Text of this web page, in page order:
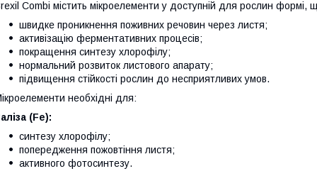
Combi містить мікроелементи у доступній для рослин формі,
швидке проникнення поживних речовин через листя;
активізацію ферментативних процесів;
покращення синтезу хлорофілу;
нормальний розвиток листового апарату;
підвищення стійкості рослин до несприятливих умов.
необхідні для:
(Fe):
синтезу хлорофілу;
попередження пожовтіння листя;
активного фотосинтезу.